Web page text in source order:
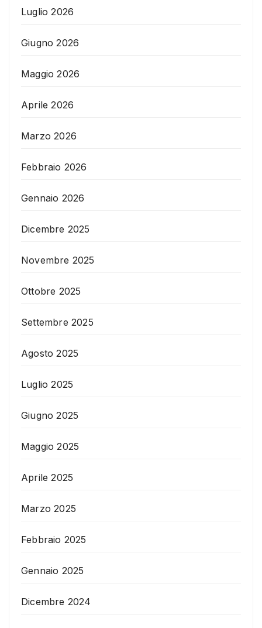
Luglio 2026
Giugno 2026
Maggio 2026
Aprile 2026
Marzo 2026
Febbraio 2026
Gennaio 2026
Dicembre 2025
Novembre 2025
Ottobre 2025
Settembre 2025
Agosto 2025
Luglio 2025
Giugno 2025
Maggio 2025
Aprile 2025
Marzo 2025
Febbraio 2025
Gennaio 2025
Dicembre 2024